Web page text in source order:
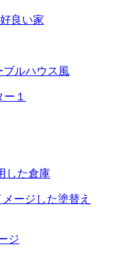
良い家
ブルハウス風
した倉庫
ジ